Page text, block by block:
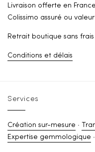
Livraison offerte en
Colissimo assuré ou
Retrait boutique sans frais
Conditions et délais
Services
Création sur-mesure ·
Expertise gemmologique ·